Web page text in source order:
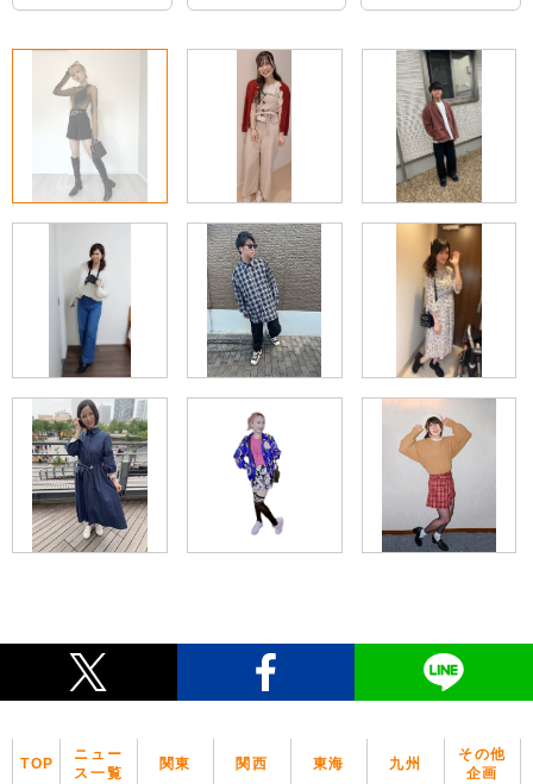
TOP
ニュー
ス一覧
関東 関西 東海 九州
その他
企画